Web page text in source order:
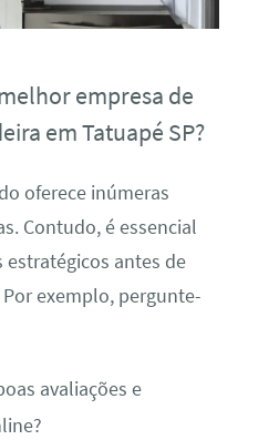
empresa de
em Tatuapé SP?
oferece inúmeras
Contudo, é essencial
antes de
exemplo, pergunte-
avaliações e